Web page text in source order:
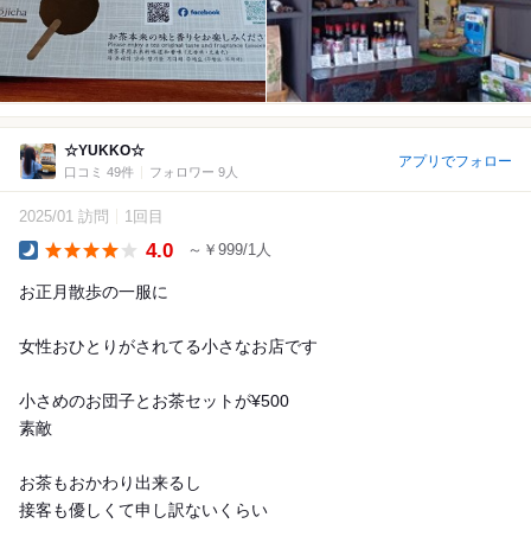
☆YUKKO☆
口コミ 49件 フォロワー 9人
アプリでフォロー
2025/01 訪問 1回目
4.0 ～￥999/1人
お正月散歩の一服に
女性おひとりがされてる小さなお店です
小さめのお団子とお茶セットが¥500
素敵
お茶もおかわり出来るし
接客も優しくて申し訳ないくらい